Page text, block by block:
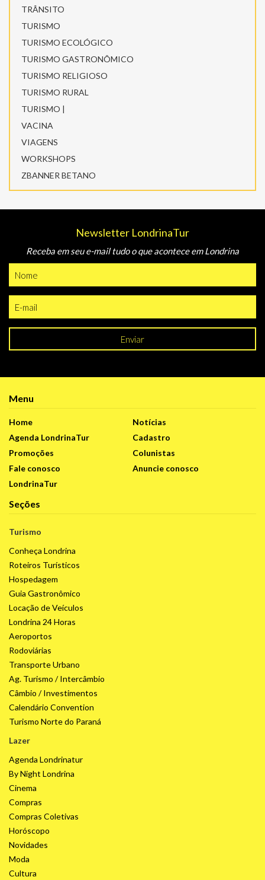
TRÂNSITO
TURISMO
TURISMO ECOLÓGICO
TURISMO GASTRONÔMICO
TURISMO RELIGIOSO
TURISMO RURAL
TURISMO |
VACINA
VIAGENS
WORKSHOPS
ZBANNER BETANO
Newsletter LondrinaTur
Receba em seu e-mail tudo o que acontece em Londrina
Enviar
Menu
Home
Notícias
Agenda LondrinaTur
Cadastro
Promoções
Colunistas
Fale conosco
Anuncie conosco
LondrinaTur
Seções
Turismo
Conheça Londrina
Roteiros Turísticos
Hospedagem
Guia Gastronômico
Locação de Veículos
Londrina 24 Horas
Aeroportos
Rodoviárias
Transporte Urbano
Ag. Turismo / Intercâmbio
Câmbio / Investimentos
Calendário Convention
Turismo Norte do Paraná
Lazer
Agenda Londrinatur
By Night Londrina
Cinema
Compras
Compras Coletivas
Horóscopo
Novidades
Moda
Cultura